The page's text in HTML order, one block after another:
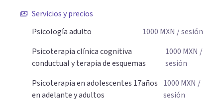
Servicios y precios
Psicología adulto
1000 MXN / sesión
Psicoterapia clínica cognitiva
conductual y terapia de esquemas
1000 MXN /
sesión
Psicoterapia en adolescentes 17años
en adelante y adultos
1000 MXN /
sesión